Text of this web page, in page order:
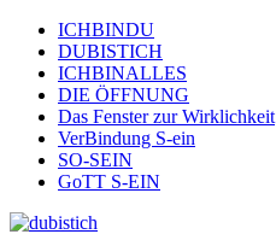
ICHBINDU
DUBISTICH
ICHBINALLES
DIE ÖFFNUNG
Das Fenster zur Wirklichkeit
VerBindung S-ein
SO-SEIN
GoTT S-EIN